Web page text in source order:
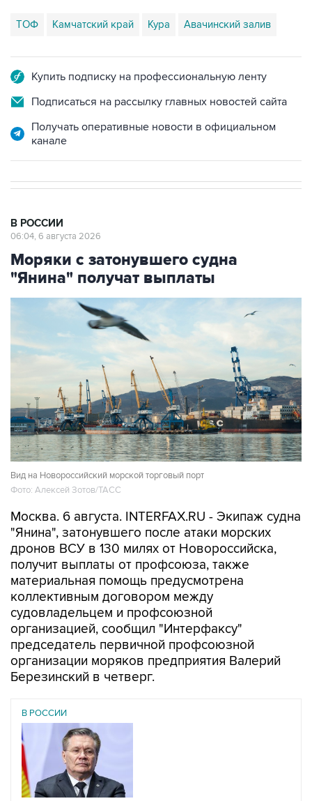
ТОФ Камчатский край Кура Авачинский залив
Купить подписку на профессиональную ленту
Подписаться на рассылку главных новостей сайта
Получать оперативные новости в официальном
канале
В РОССИИ
06:04, 6 августа 2026
Моряки с затонувшего судна
"Янина" получат выплаты
Вид на Новороссийский морской торговый порт
Фото: Алексей Зотов/ТАСС
Москва. 6 августа. INTERFAX.RU - Экипаж судна
"Янина", затонувшего после атаки морских
дронов ВСУ в 130 милях от Новороссийска,
получит выплаты от профсоюза, также
материальная помощь предусмотрена
коллективным договором между
судовладельцем и профсоюзной
организацией, сообщил "Интерфаксу"
председатель первичной профсоюзной
организации моряков предприятия Валерий
Березинский в четверг.
В РОССИИ